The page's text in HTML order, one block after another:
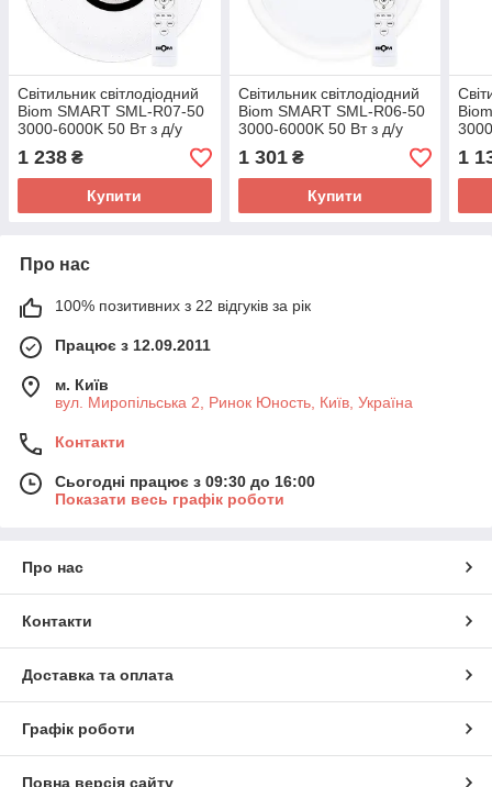
Світильник світлодіодний
Biom SMART SML-R07-50
3000-6000K 50 Вт з д/у
1 238 ₴
Купити
Світильник світлодіодний
Biom SMART SML-R06-50
3000-6000K 50 Вт з д/у
1 301₴
Купити
1
Про нас
100% позитивних з 22 відгуків за рік
Працює з 12.09.2011
м. Київ
вул. Миропільська 2, Ринок Юность, Київ, Україна
Контакти
Сьогодні працює з 09:30 до 16:00
Показати весь графік роботи
Про нас
Контакти
Доставка та оплата
Графік роботи
Повна версія сайту